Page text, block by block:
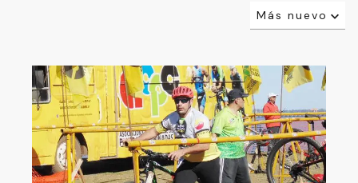
Más nuevo